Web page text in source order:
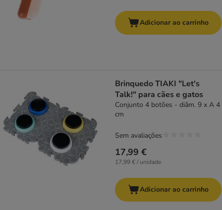
Adicionar ao carrinho
Brinquedo TIAKI "Let's
Talk!" para cães e gatos
Conjunto 4 botões - diâm. 9 x A 4
cm
17,99 €
17,99 € / unidade
Sem avaliações
Adicionar ao carrinho